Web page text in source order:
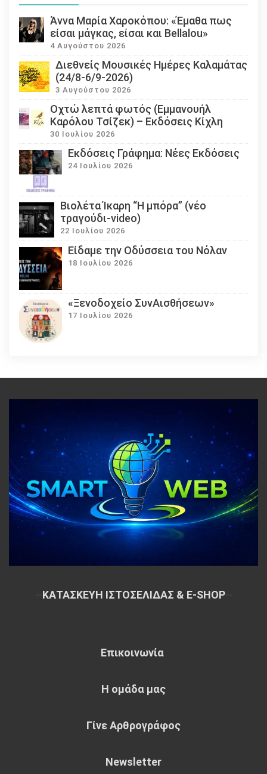
Άννα Μαρία Χαροκόπου: «Έμαθα πως
είσαι μάγκας, είσαι και Bellalou»
4 Αυγούστου 2026
Διεθνείς Μουσικές Ημέρες Καλαμάτας
(24/8-6/9-2026)
3 Αυγούστου 2026
Οχτώ λεπτά φωτός (Εμμανουήλ
Καρόλου Τσίζεκ) – Εκδόσεις Κίχλη
30 Ιουλίου 2026
Εκδόσεις Γράφημα: Νέες Εκδόσεις
24 Ιουλίου 2026
Βιολέτα Ίκαρη “Η μπόρα” (νέο
τραγούδι-video)
22 Ιουλίου 2026
Eίδαμε την Οδύσσεια του Νόλαν
18 Ιουλίου 2026
«Ξενοδοχείο ΣυνΑισθήσεων»
17 Ιουλίου 2026
ΚΑΤΑΣΚΕΥΗ ΙΣΤΟΣΕΛΙΔΑΣ & E-SHOP~
Επικοινωνία
Η ομάδα μας
Γίνε Αρθρογράφος
Newsletter